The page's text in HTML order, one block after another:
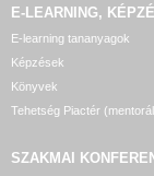
E-LEARNING,
E-learning tananyagok
Képzések
Könyvek
Tehetség Piactér
SZAKMAI